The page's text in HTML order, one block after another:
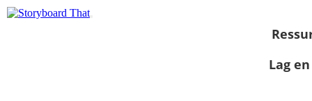
Lag